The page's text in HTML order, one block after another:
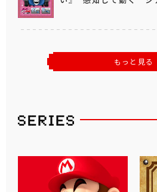
もっと見る